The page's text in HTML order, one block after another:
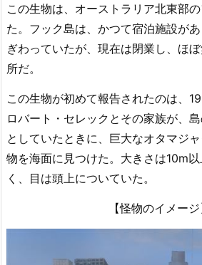
この生物は、オーストラリア北東部
た。フック島は、かつて宿泊施設が
ぎわっていたが、現在は閉業し、ほ
所だ。
この生物が初めて報告されたのは、
ロバート・セレックとその家族が、
としていたときに、巨大なオタマジ
物を海面に見つけた。大きさは10m
く、目は頭上についていた。
【怪物のイメージ